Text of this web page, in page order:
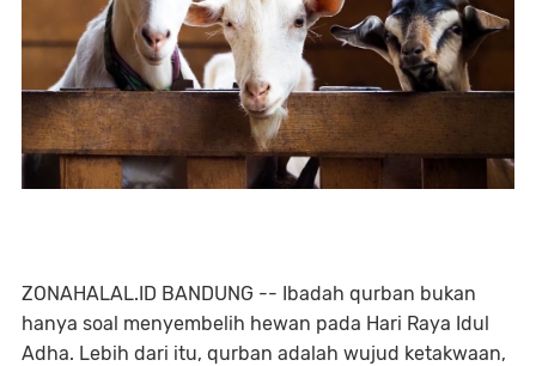
ZONAHALAL.ID BANDUNG -- Ibadah qurban bukan
hanya soal menyembelih hewan pada Hari Raya Idul
Adha. Lebih dari itu, qurban adalah wujud ketakwaan,